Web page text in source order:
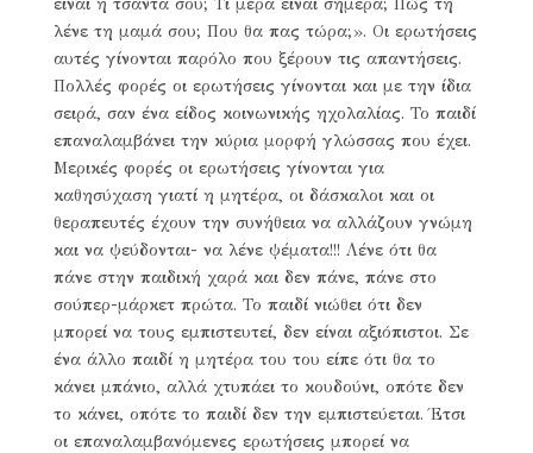
είναι η τσάντα σου; Τι μέρα είναι σήμερα; Πώς τη
λένε τη μαμά σου; Που θα πας τώρα;». Οι ερωτήσεις
αυτές γίνονται παρόλο που ξέρουν τις απαντήσεις.
Πολλές φορές οι ερωτήσεις γίνονται και με την ίδια
σειρά, σαν ένα είδος κοινωνικής ηχολαλίας. Το παιδί
επαναλαμβάνει την κύρια μορφή γλώσσας που έχει.
Μερικές φορές οι ερωτήσεις γίνονται για
καθησύχαση γιατί η μητέρα, οι δάσκαλοι και οι
θεραπευτές έχουν την συνήθεια να αλλάζουν γνώμη
και να ψεύδονται- να λένε ψέματα!!! Λένε ότι θα
πάνε στην παιδική χαρά και δεν πάνε, πάνε στο
σούπερ-μάρκετ πρώτα. Το παιδί νιώθει ότι δεν
μπορεί να τους εμπιστευτεί, δεν είναι αξιόπιστοι. Σε
ένα άλλο παιδί η μητέρα του του είπε ότι θα το
κάνει μπάνιο, αλλά χτυπάει το κουδούνι, οπότε δεν
το κάνει, οπότε το παιδί δεν την εμπιστεύεται. Έτσι
οι επαναλαμβανόμενες ερωτήσεις μπορεί να